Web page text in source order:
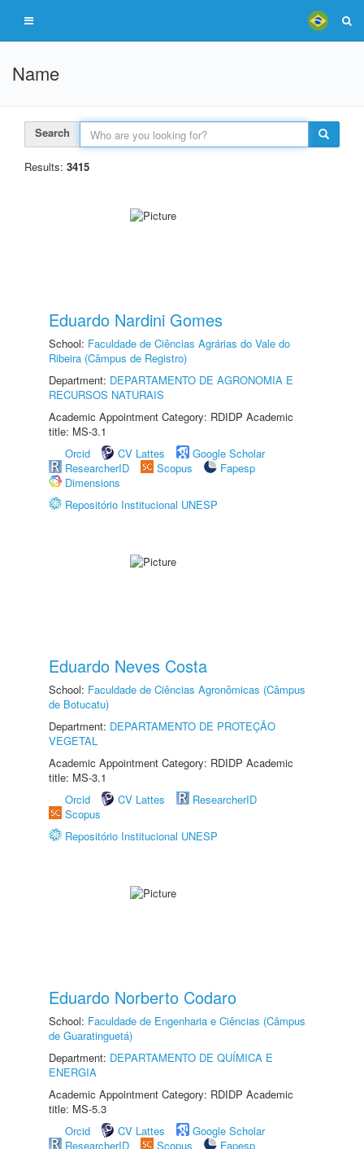
Name
Search
Results: 3415
Eduardo Nardini Gomes
School: Faculdade de Ciências Agrárias do Vale do
Ribeira (Câmpus de Registro)
Department: DEPARTAMENTO DE AGRONOMIA E
RECURSOS NATURAIS
Academic Appointment Category: RDIDP Academic
title: MS-3.1
Orcid
CV Lattes
Google Scholar
ResearcherID
Scopus
Fapesp
Dimensions
Repositório Institucional UNESP
Eduardo Neves Costa
School: Faculdade de Ciências Agronômicas (Câmpus
de Botucatu)
Department: DEPARTAMENTO DE PROTEÇÃO
VEGETAL
Academic Appointment Category: RDIDP Academic
title: MS-3.1
Orcid
CV Lattes
ResearcherID
Scopus
Repositório Institucional UNESP
Eduardo Norberto Codaro
School: Faculdade de Engenharia e Ciências (Câmpus
de Guaratinguetá)
Department: DEPARTAMENTO DE QUÍMICA E
ENERGIA
Academic Appointment Category: RDIDP Academic
title: MS-5.3
Orcid
CV Lattes
Google Scholar
ResearcherID
Scopus
Fapesp